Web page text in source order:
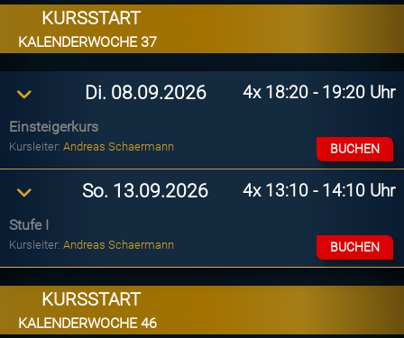
KURSSTART
KALENDERWOCHE 37
Di. 08.09.2026 4x18:20 - 19:20 Uhr
Einsteigerkurs
Kursleiter: Andreas Schaermann BUCHEN
So. 13.09.2026 4x13:10 - 14:10 Uhr
Stufe I
Kursleiter: Andreas Schaermann BUCHEN
KURSSTART
KALENDERWOCHE 46